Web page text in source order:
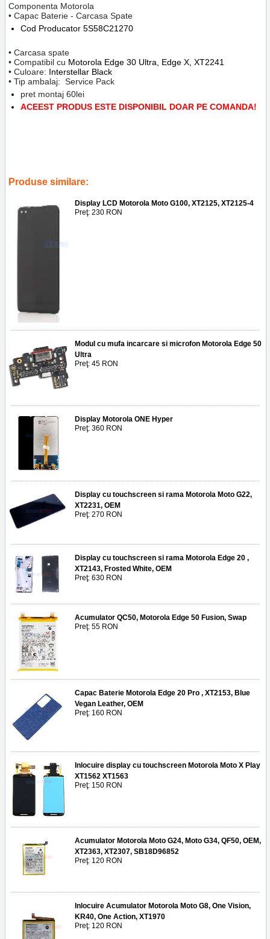
Componenta Motorola
• Capac Baterie - Carcasa Spate
Cod Producator 5S58C21270
• Carcasa spate
• Compatibil cu Motorola Edge 30 Ultra, Edge X, XT2241
• Culoare: Interstellar Black
• Tip ambalaj: Service Pack
pret montaj 60lei
ACEEST PRODUS ESTE DISPONIBIL DOAR PE COMANDA!
Produse similare:
Display LCD Motorola Moto G100, XT2125, XT2125-4
Preţ: 230 RON
Modul cu mufa incarcare si microfon Motorola Edge 50
Ultra
Preţ: 45 RON
Display Motorola ONE Hyper
Preţ: 360 RON
Display cu touchscreen si rama Motorola Moto G22,
XT2231, OEM
Preţ: 270 RON
Display cu touchscreen si rama Motorola Edge 20 ,
XT2143, Frosted White, OEM
Preţ: 630 RON
Acumulator QC50, Motorola Edge 50 Fusion, Swap
Preţ: 55 RON
Capac Baterie Motorola Edge 20 Pro , XT2153, Blue
Vegan Leather, OEM
Preţ: 160 RON
Inlocuire display cu touchscreen Motorola Moto X Play
XT1562 XT1563
Preţ: 150 RON
Acumulator Motorola Moto G24, Moto G34, QF50, OEM,
XT2363, XT2307, SB18D96852
Preţ: 120 RON
Inlocuire Acumulator Motorola Moto G8, One Vision,
KR40, One Action, XT1970
Preţ: 120 RON